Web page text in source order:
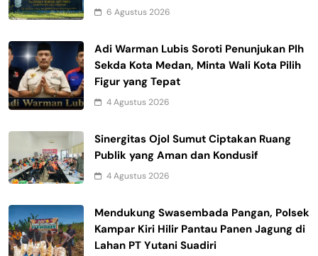
6 Agustus 2026
Adi Warman Lubis Soroti Penunjukan Plh
Sekda Kota Medan, Minta Wali Kota Pilih
Figur yang Tepat
4 Agustus 2026
Sinergitas Ojol Sumut Ciptakan Ruang
Publik yang Aman dan Kondusif
4 Agustus 2026
Mendukung Swasembada Pangan, Polsek
Kampar Kiri Hilir Pantau Panen Jagung di
Lahan PT Yutani Suadiri